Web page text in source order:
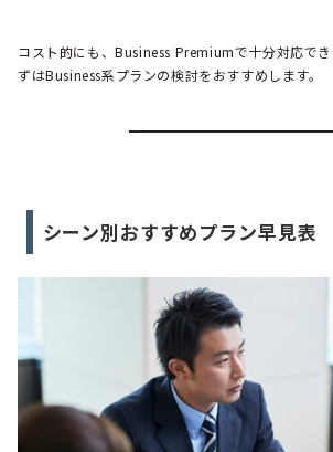
コスト的にも、Business Premiumで十分対応で
ずはBusiness系プランの検討をおすすめします。
シーン別おすすめプラン早見表